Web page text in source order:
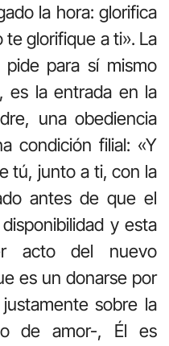
la hora: glorifica
te glorifique a ti». La
para sí mismo
es la entrada en la
una obediencia
condición filial: «Y
tú, junto a ti, con la
antes de que el
y esta
acto del nuevo
es un donarse por
sobre la
de amor-, Él es